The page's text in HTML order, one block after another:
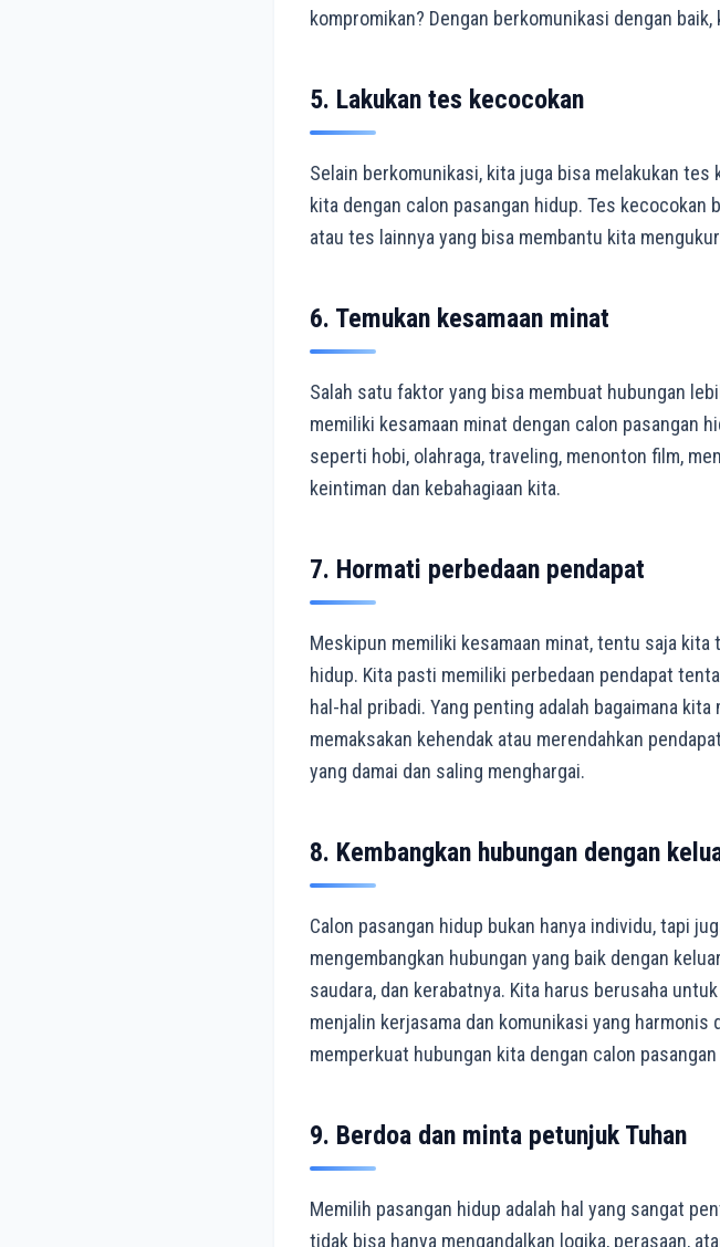
kompromikan? Dengan berkomunikasi dengan
5. Lakukan tes kecocokan
Selain berkomunikasi, kita juga bisa melakukan
kita dengan calon pasangan hidup. Tes
atau tes lainnya yang bisa membantu kita
6. Temukan kesamaan minat
Salah satu faktor yang bisa membuat hubungan
memiliki kesamaan minat dengan calon pasangan
seperti hobi, olahraga, traveling, menonton film,
keintiman dan kebahagiaan kita.
7. Hormati perbedaan pendapat
Meskipun memiliki kesamaan minat, tentu saja
hidup. Kita pasti memiliki perbedaan pendapat
hal-hal pribadi. Yang penting adalah bagaimana
memaksakan kehendak atau merendahkan
yang damai dan saling menghargai.
8. Kembangkan hubungan dengan
Calon pasangan hidup bukan hanya individu, tapi
mengembangkan hubungan yang baik dengan
saudara, dan kerabatnya. Kita harus berusaha
menjalin kerjasama dan komunikasi yang harmonis
memperkuat hubungan kita dengan calon
9. Berdoa dan minta petunjuk Tuhan
Memilih pasangan hidup adalah hal yang sangat
tidak bisa hanya mengandalkan logika, perasaan,